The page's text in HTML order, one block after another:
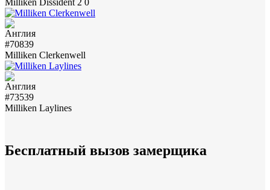
Milliken Dissident 2 0
#70839
Milliken Clerkenwell
#73539
Milliken Laylines
Бесплатный вызов замерщика